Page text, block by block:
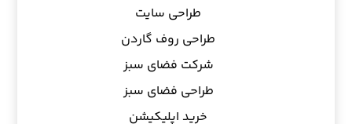
طراحی سایت
طراحی روف گاردن
شرکت فضای سبز
طراحی فضای سبز
خرید اپلیکیشن